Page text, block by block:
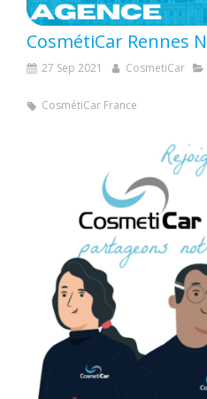
27 Sep 2021 CosmetiCar
CosmétiCar France